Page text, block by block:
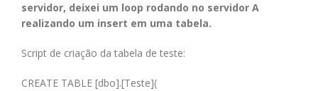
servidor, deixei um loop rodando no servidor A
realizando um insert em uma tabela.
Script de criação da tabela de teste:
CREATE TABLE [dbo].[Teste](